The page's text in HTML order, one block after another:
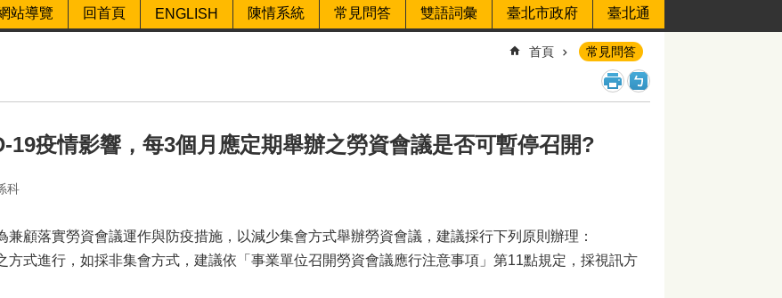
站導覽 回首頁 ENGLISH 陳情系統 常見問答 雙語詞彙 臺北市政府 臺北通
首頁 常見問答
19疫情影響，每3個月應定期舉辦之勞資會議是否可暫停召開?
科
兼顧落實勞資會議運作與防疫措施，以減少集會方式舉辦勞資會議，建議採行下列原則辦理：
方式進行，如採非集會方式，建議依「事業單位召開勞資會議應行注意事項」第11點規定，採視訊方